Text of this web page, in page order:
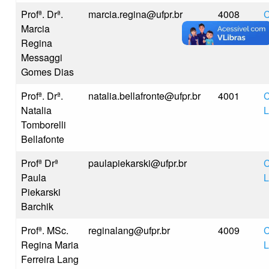
Profª. Drª.
Marcia
Regina
Messaggi
Gomes Dias
marcia.regina@ufpr.br 4008
Profª. Drª.
Natalia
Tomborelli
Bellafonte
natalia.bellafronte@ufpr.br 4001
Profª Drª
Paula
Piekarski
Barchik
paulapiekarski@ufpr.br
Profª. MSc.
Regina Maria
Ferreira Lang
reginalang@ufpr.br 4009